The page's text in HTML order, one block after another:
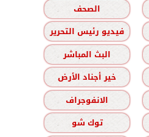
الصحف
فيديو رئيس التحرير
البث المباشر
خير أجناد الأرض
الانفوجراف
توك شو